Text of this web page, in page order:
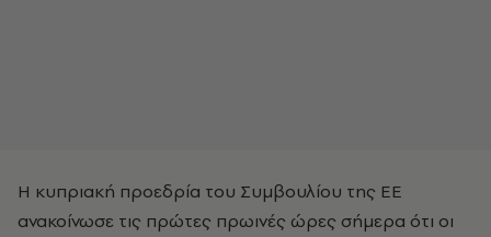
Η κυπριακή προεδρία του Συμβουλίου της ΕΕ
ανακοίνωσε τις πρώτες πρωινές ώρες σήμερα ότι οι